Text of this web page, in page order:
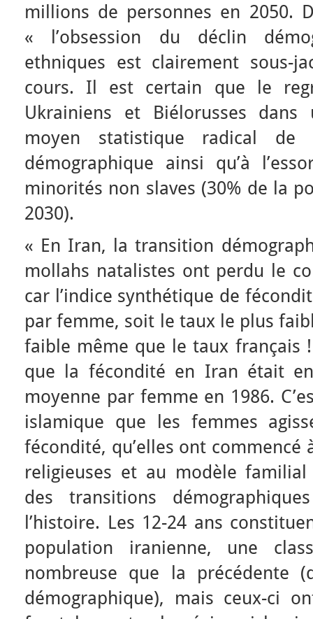
millions de personnes en 2050.
« l’obsession du déclin
ethniques est clairement sous-
cours. Il est certain que le
Ukrainiens et Biélorusses
moyen statistique radical
démographique ainsi qu’à
minorités non slaves (30% de la
2030).
« En Iran, la transition
mollahs natalistes ont perdu le
car l’indice synthétique de
par femme, soit le taux le plus
faible même que le taux français
que la fécondité en Iran était
moyenne par femme en 1986.
islamique que les femmes
fécondité, qu’elles ont
religieuses et au modèle familial
des transitions
l’histoire. Les 12-24 ans
population iranienne, une
nombreuse que la précédente
démographique), mais ceux-ci